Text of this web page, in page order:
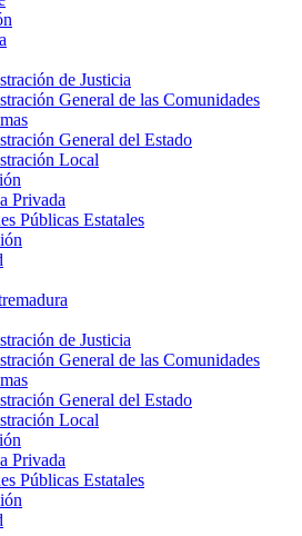
de Justicia
General de las Comunidades
General del Estado
Local
Privada
Públicas Estatales
de Justicia
General de las Comunidades
General del Estado
Local
Privada
Públicas Estatales